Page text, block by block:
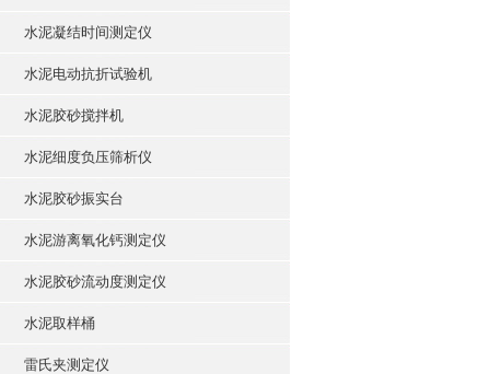
水泥凝结时间测定仪
水泥电动抗折试验机
水泥胶砂搅拌机
水泥细度负压筛析仪
水泥胶砂振实台
水泥游离氧化钙测定仪
水泥胶砂流动度测定仪
水泥取样桶
雷氏夹测定仪